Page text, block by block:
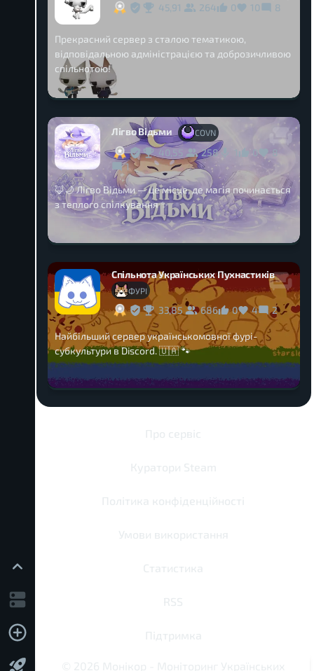
45,91 264 0 10 8
Прекрасний сервер з сталою тематикою,
відповідальною адміністрацією та доброзичливою
спільнотою!
Лігво Відьми COVN
40,55 258 1 0
8
1
🦊🌙 Лігво Відьми — це місце, де магія починається
з теплого спілкування ✨
Спільнота Українських Пухнастиків
ФУРІ
33,85 686 0 4 2
Найбільший сервер українськомовної фурі-
субкультури в Discord. 🇺🇦 🐾